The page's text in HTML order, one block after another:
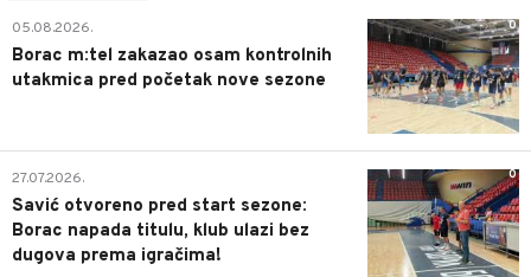
0
05.08.2026.
Borac m:tel zakazao osam kontrolnih
utakmica pred početak nove sezone
0
27.07.2026.
Savić otvoreno pred start sezone:
Borac napada titulu, klub ulazi bez
dugova prema igračima!